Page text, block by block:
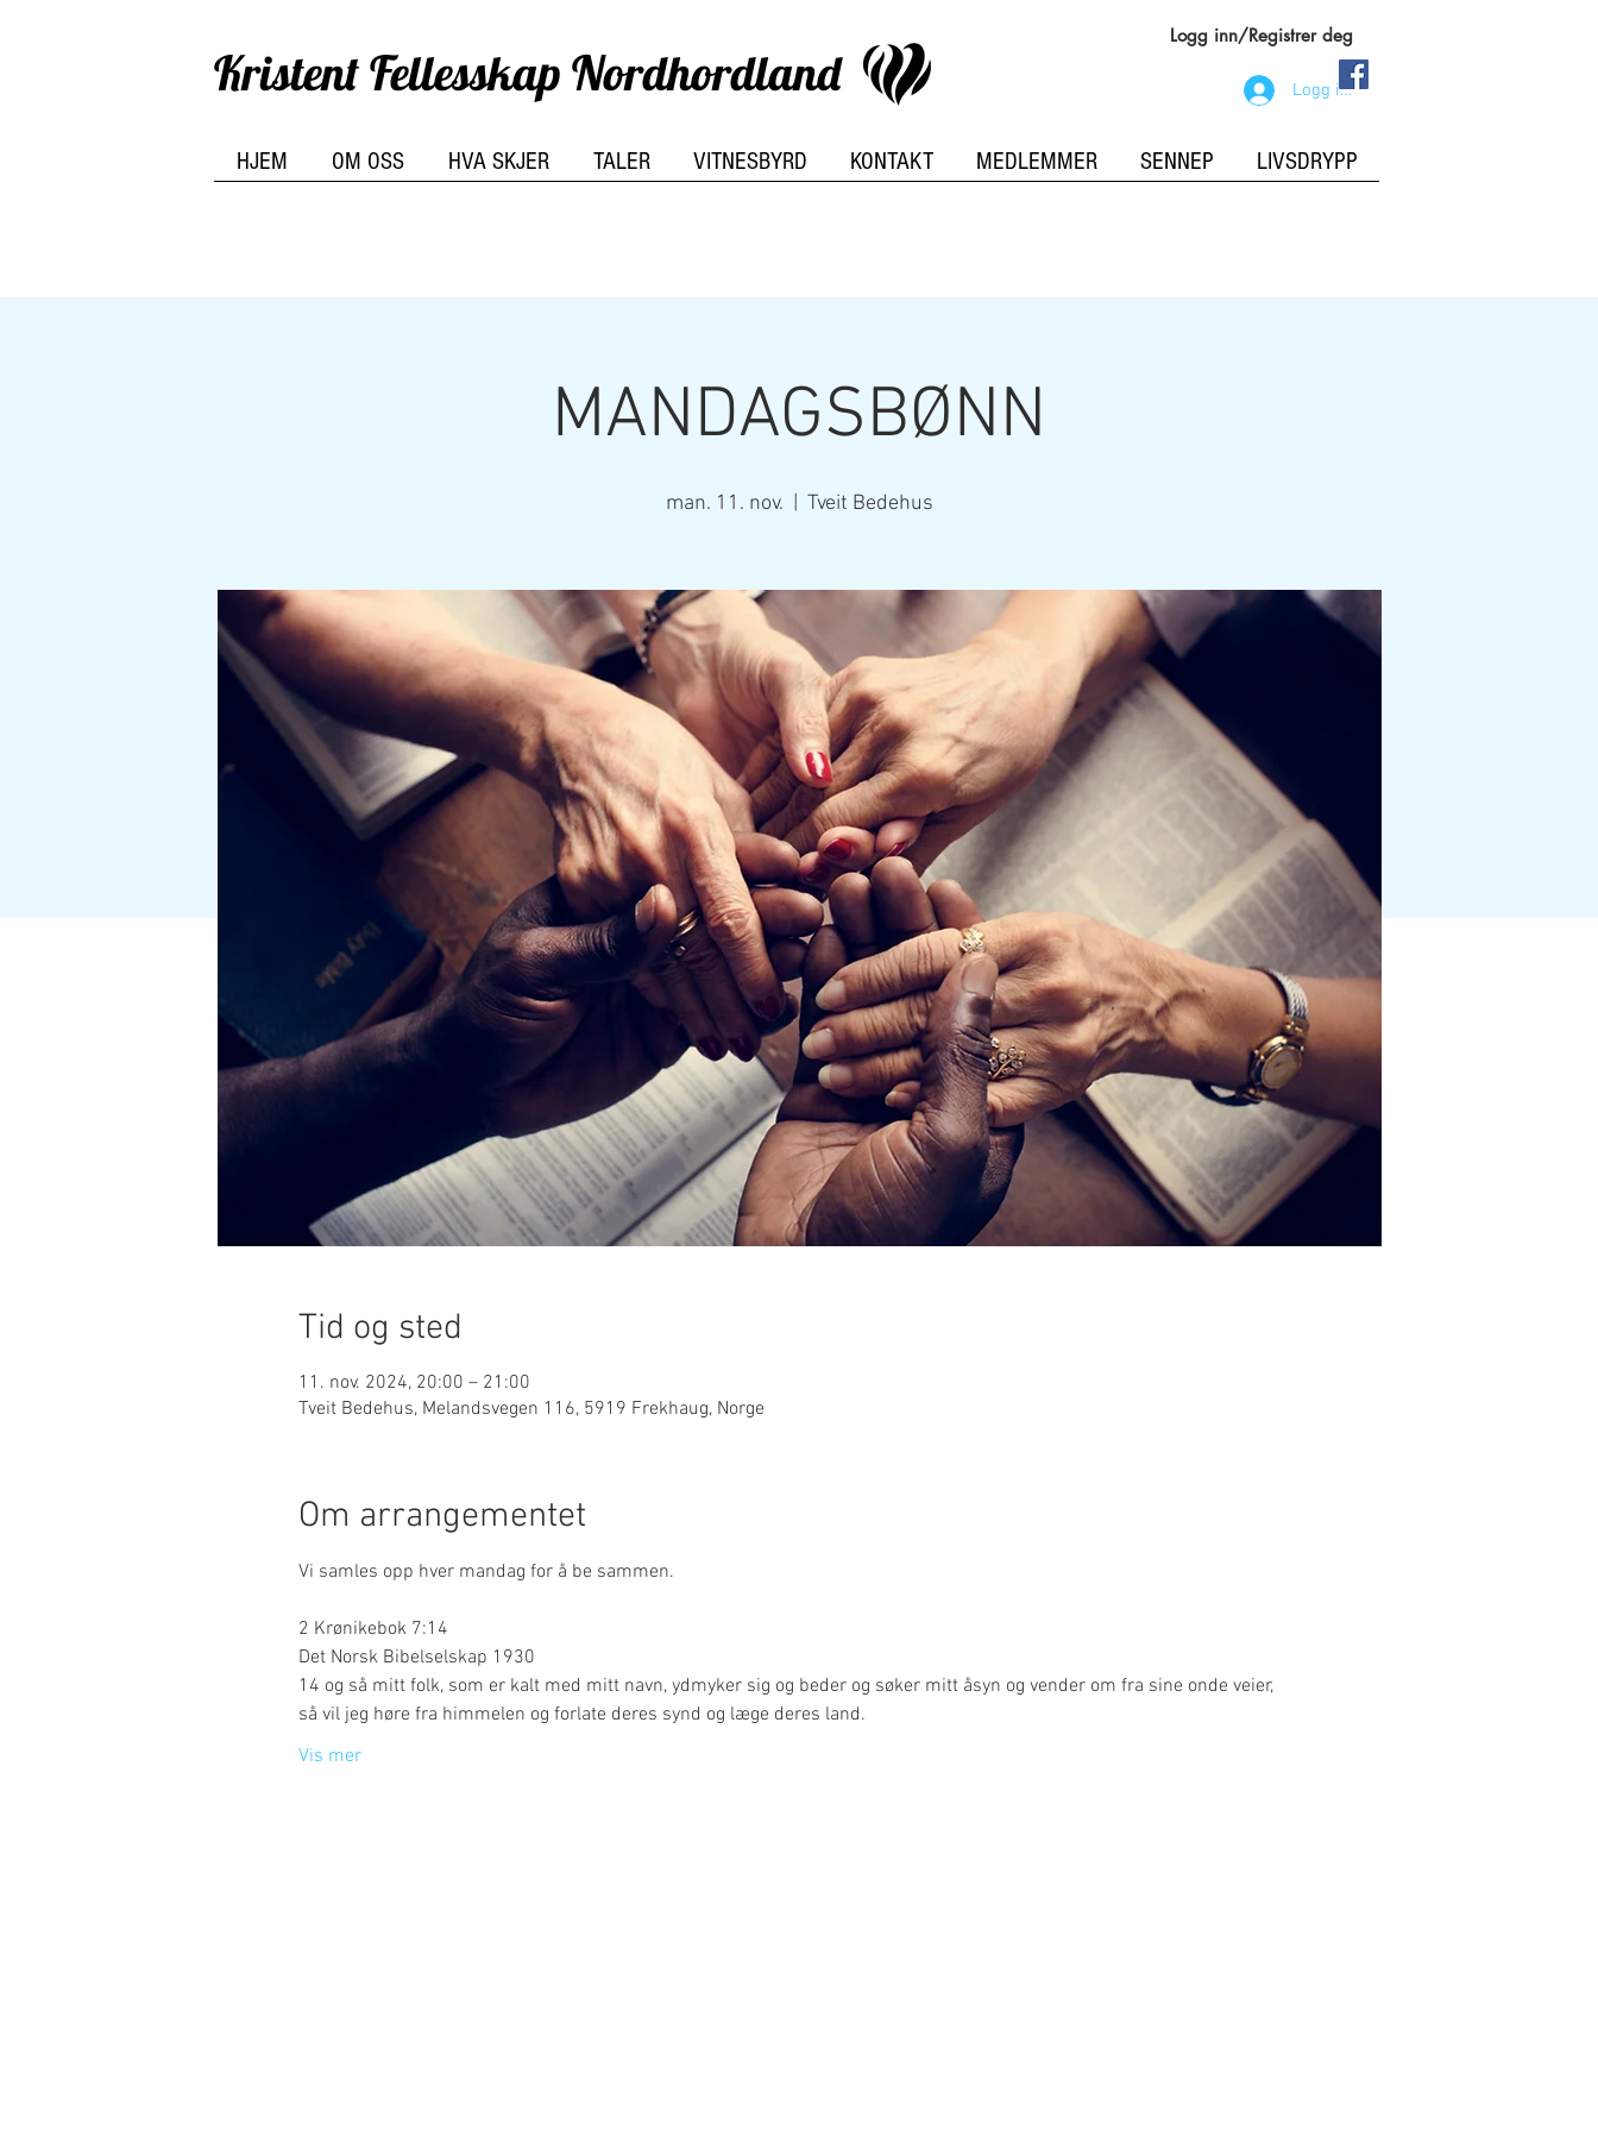
Kristent Fellesskap Nordhordland
Logg inn/Registrer deg
Logg inn
HJEM OM OSS HVA SKJER TALER VITNESBYRD KONTAKT MEDLEMMER SENNEP LIVSDRYPP
MANDAGSBØNN
man. 11. nov. Tveit Bedehus
Tid og sted
11. nov. 2024, 20:00 – 21:00
Tveit Bedehus, Melandsvegen 116, 5919 Frekhaug, Norge
Om arrangementet
Vi samles opp hver mandag for å be sammen.
2 Krønikebok 7:14
Det Norsk Bibelselskap 1930
14 og så mitt folk, som er kalt med mitt navn, ydmyker sig og beder og søker mitt åsyn og vender om fra sine onde veier,
så vil jeg høre fra himmelen og forlate deres synd og læge deres land.
Vis mer